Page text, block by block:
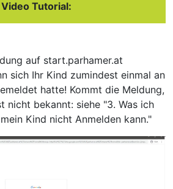
Video Tutorial:
auf start.parhamer.at
sich Ihr Kind zumindest einmal an
hatte! Kommt die Meldung,
nicht bekannt: siehe "3. Was ich
Kind nicht Anmelden kann."